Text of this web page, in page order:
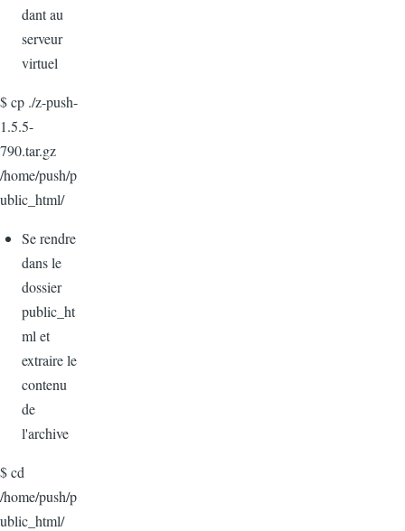
dant au
serveur
virtuel
$ cp ./z-push-
1.5.5-
790.tar.gz
/home/push/p
ublic_html/
Se rendre
dans le
dossier
public_ht
ml et
extraire le
contenu
de
l'archive
$ cd
/home/push/p
ublic_html/